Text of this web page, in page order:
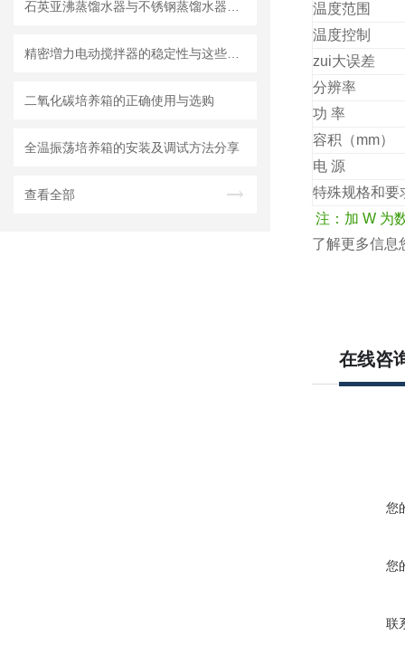
二氧化碳培养箱的正确使用与选购
全温振荡培养箱的安装及调试方法分享
查看全部
温度范围
温度控制
zui大误差
分辨率
功 率
容积（mm）
电 源
特殊规格和要
注：加 W 为
了解更多信息
在线咨
您
您
联